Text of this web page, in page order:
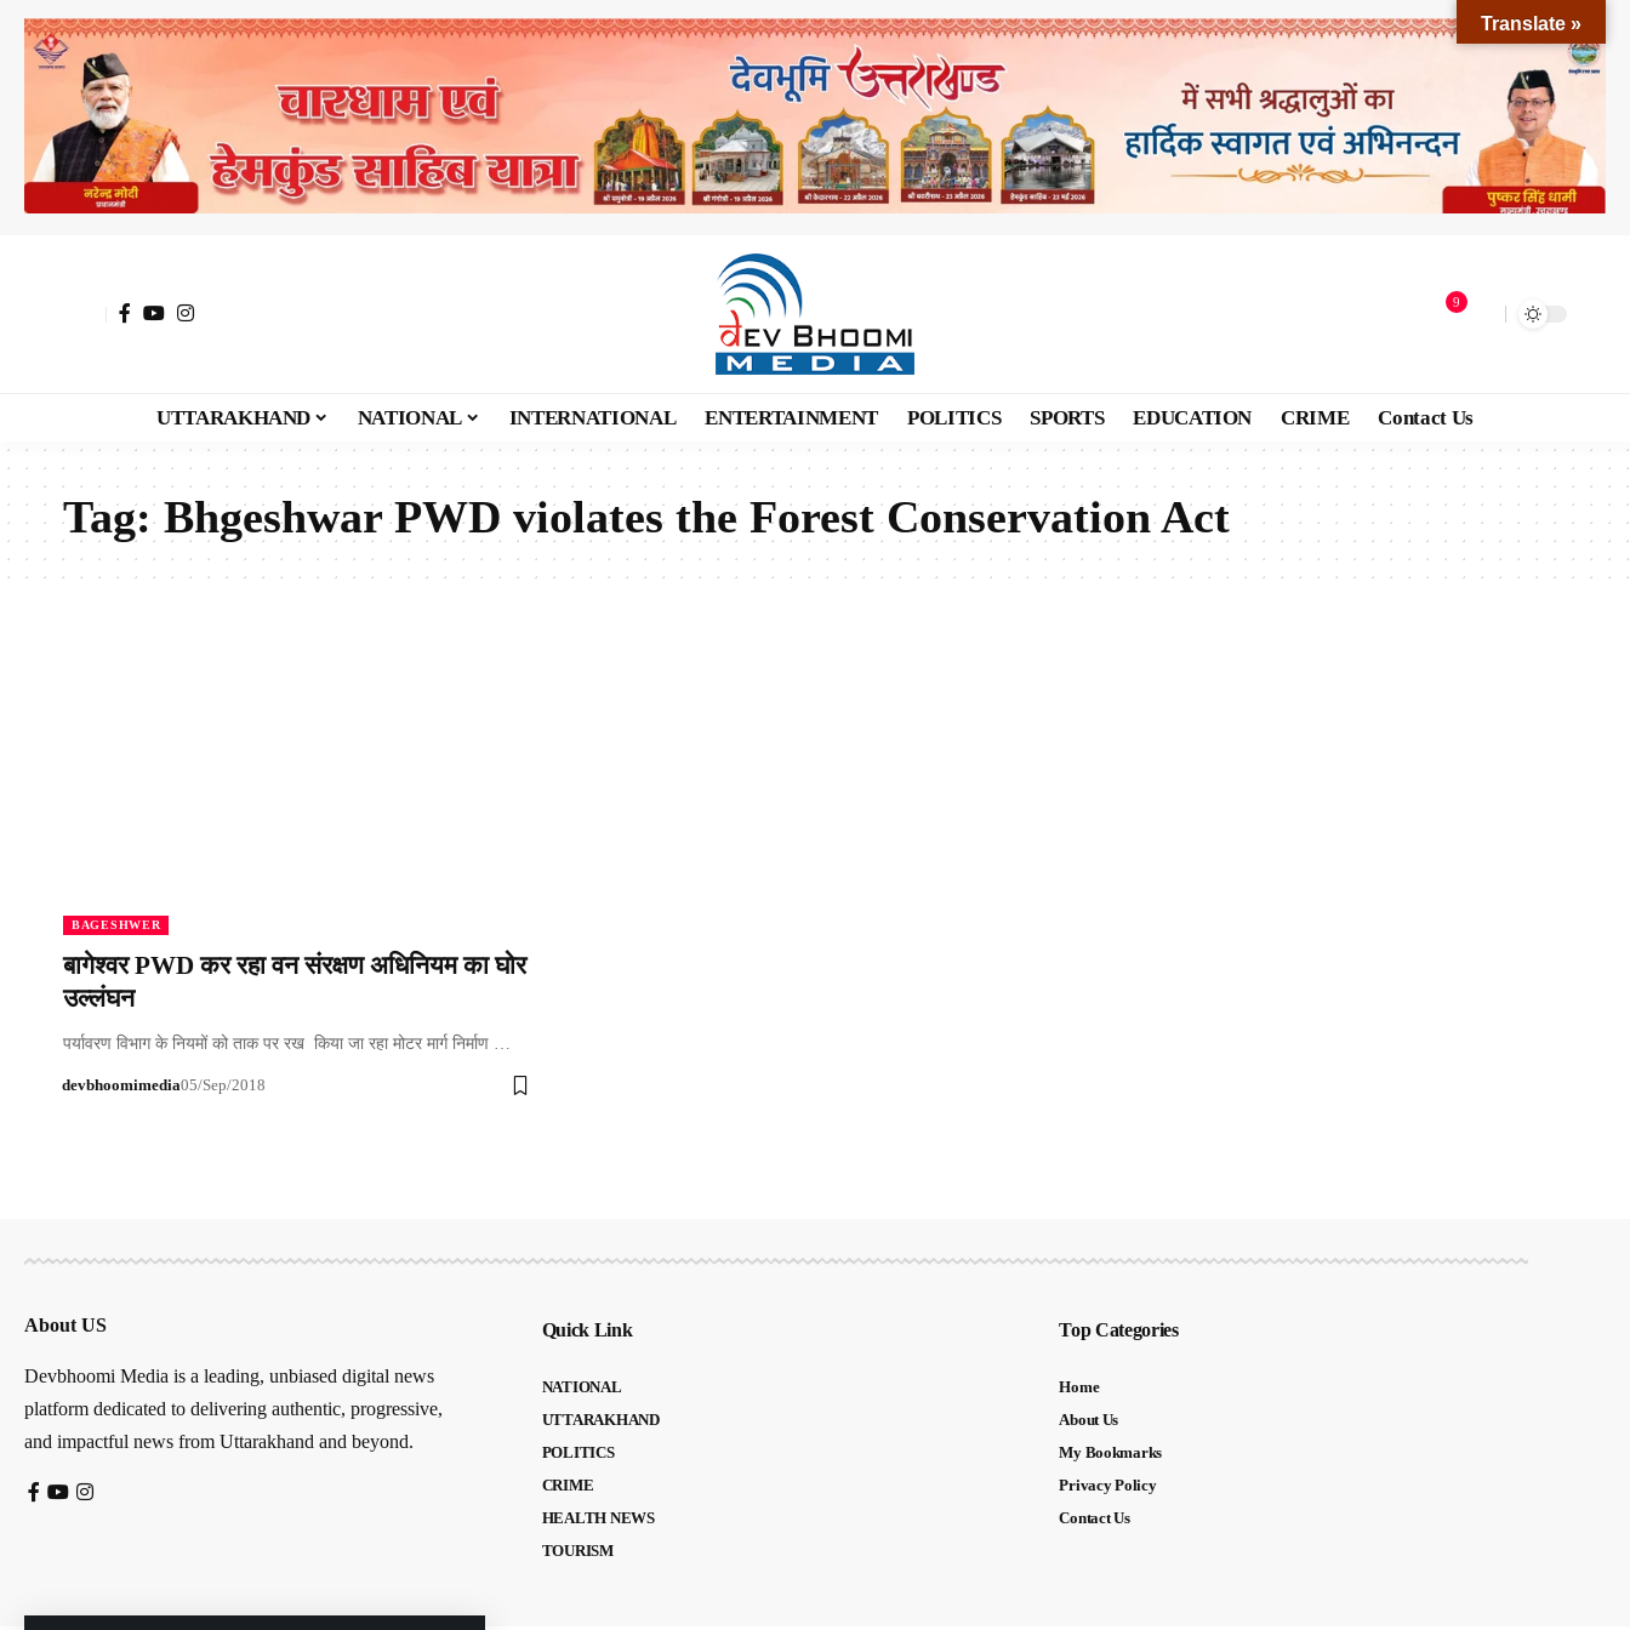
9
UTTARAKHAND NATIONAL INTERNATIONAL ENTERTAINMENT POLITICS SPORTS EDUCATION CRIME Contact Us
Tag:Bhgeshwar PWD violates the Forest Conservation Act
BAGESHWER
बागेश्वर PWD कर रहा वन संरक्षण अधिनियम का घोर
उल्लंघन
पर्यावरण विभाग के नियमों को ताक पर रख किया जा रहा मोटर मार्ग निर्माण …
devbhoomimedia05/Sep/2018
About US
Devbhoomi Media is a leading, unbiased digital news
platform dedicated to delivering authentic, progressive,
and impactful news from Uttarakhand and beyond.
Quick Link
NATIONAL
UTTARAKHAND
POLITICS
CRIME
HEALTH NEWS
TOURISM
Top Categories
Home
About Us
My Bookmarks
Privacy Policy
Contact Us
Translate »